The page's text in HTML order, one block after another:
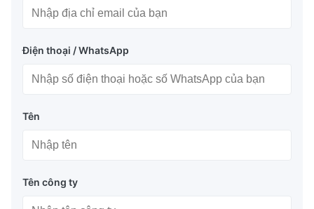
Điện thoại / WhatsApp
Tên
Tên công ty